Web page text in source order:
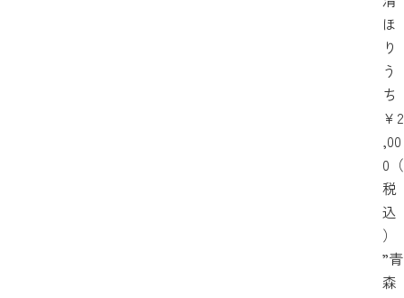
ほ
り
う
ち
￥2
,00
0（
税
込
）
”青
森